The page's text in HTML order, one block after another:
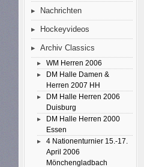
Nachrichten
Hockeyvideos
Archiv Classics
WM Herren 2006
DM Halle Damen &
Herren 2007 HH
DM Halle Herren 2006
Duisburg
DM Halle Herren 2000
Essen
4 Nationenturnier 15.-17.
April 2006
Mönchengladbach